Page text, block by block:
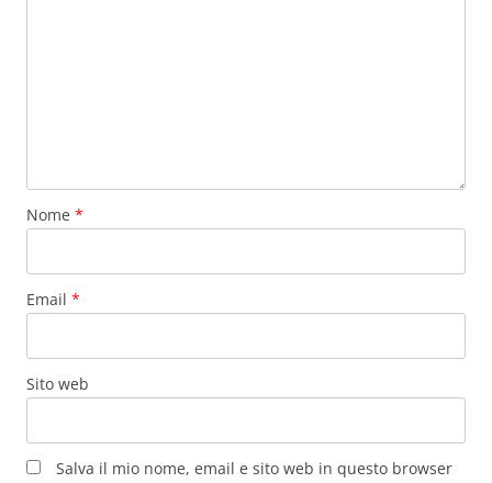
Nome *
Email *
Sito web
Salva il mio nome, email e sito web in questo browser